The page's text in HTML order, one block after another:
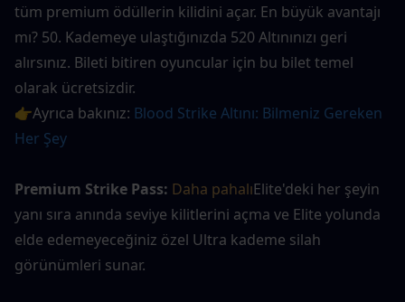
tüm premium ödüllerin kilidini açar. En büyük avantajı
mı? 50. Kademeye ulaştığınızda 520 Altınınızı geri
alırsınız. Bileti bitiren oyuncular için bu bilet temel
olarak ücretsizdir.
👉Ayrıca bakınız: Blood Strike Altını: Bilmeniz Gereken
Her Şey
Premium Strike Pass: Daha pahalıElite'deki her şeyin
yanı sıra anında seviye kilitlerini açma ve Elite yolunda
elde edemeyeceğiniz özel Ultra kademe silah
görünümleri sunar.